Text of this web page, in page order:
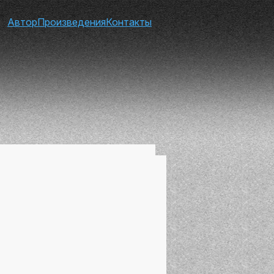
АвторПроизведенияКонтакты